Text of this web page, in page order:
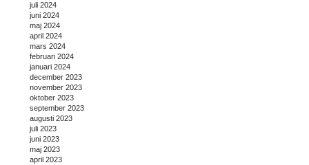
juli 2024
juni 2024
maj 2024
april 2024
mars 2024
februari 2024
januari 2024
december 2023
november 2023
oktober 2023
september 2023
augusti 2023
juli 2023
juni 2023
maj 2023
april 2023